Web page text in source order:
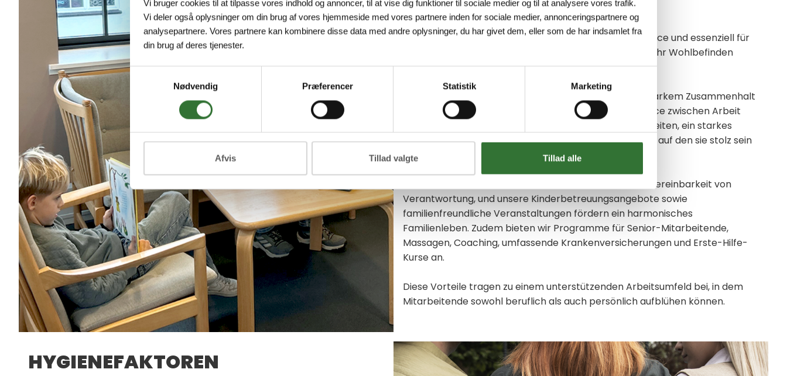
Vi bruger cookies til at tilpasse vores indhold og annoncer, til at vise dig funktioner til sociale medier og til at analysere vores trafik.
Vi deler også oplysninger om din brug af vores hjemmeside med vores partnere inden for sociale medier, annonceringspartnere og
analysepartnere. Vores partnere kan kombinere disse data med andre oplysninger, du har givet dem, eller som de har indsamlet fra
din brug af deres tjenester.
Samtykkevalg
Nødvendig
Præferencer Statistik Marketing
Afvis Tillad valgte Tillad alle
Unsere Mitarbeitenden sind unsere wertvollste Ressource und essenziell für
unsere Entwicklung und unseren Erfolg; daher liegt uns ihr Wohlbefinden
besonders am Herzen.
Wir streben danach, ein attraktiver Arbeitsplatz mit starkem Zusammenhalt
zu sein, an dem unsere Mitarbeitenden eine gute Balance zwischen Arbeit
und Privatleben, hervorragende Entwicklungsmöglichkeiten, ein starkes
Gemeinschaftsgefühl und einen Arbeitsplatz genießen, auf den sie stolz sein
können.
Flexible Arbeitszeiten und Homeoffice erleichtern die Vereinbarkeit von
Verantwortung, und unsere Kinderbetreuungsangebote sowie
familienfreundliche Veranstaltungen fördern ein harmonisches
Familienleben. Zudem bieten wir Programme für Senior-Mitarbeitende,
Massagen, Coaching, umfassende Krankenversicherungen und Erste-Hilfe-
Kurse an.
Diese Vorteile tragen zu einem unterstützenden Arbeitsumfeld bei, in dem
Mitarbeitende sowohl beruflich als auch persönlich aufblühen können.
HYGIENEFAKTOREN